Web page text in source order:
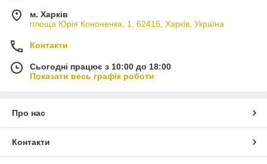
м. Харків
площа Юрія Кононенка, 1, 62416, Харків, Україна
Контакти
Сьогодні працює з 10:00 до 18:00
Показати весь графік роботи
Про нас
Контакти